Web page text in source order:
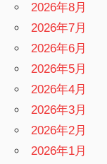
2026年8月
2026年7月
2026年6月
2026年5月
2026年4月
2026年3月
2026年2月
2026年1月